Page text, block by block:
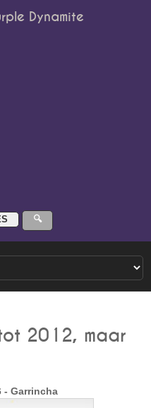
Dynamite
2012, maar
- Garrincha